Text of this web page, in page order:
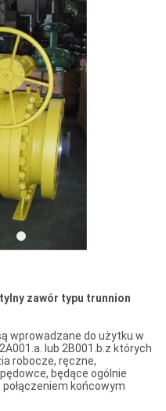
zawór typu trunnion
wprowadzane do użytku w
lub 2B001.b.z których
robocze, ręczne,
będące ogólnie
końcowym